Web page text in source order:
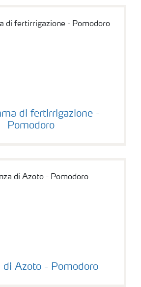
di fertirrigazione -
Pomodoro
di Azoto - Pomodoro